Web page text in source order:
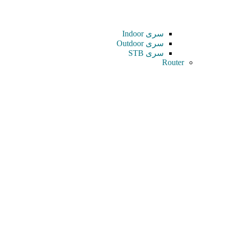
سری Indoor
سری Outdoor
سری STB
Router